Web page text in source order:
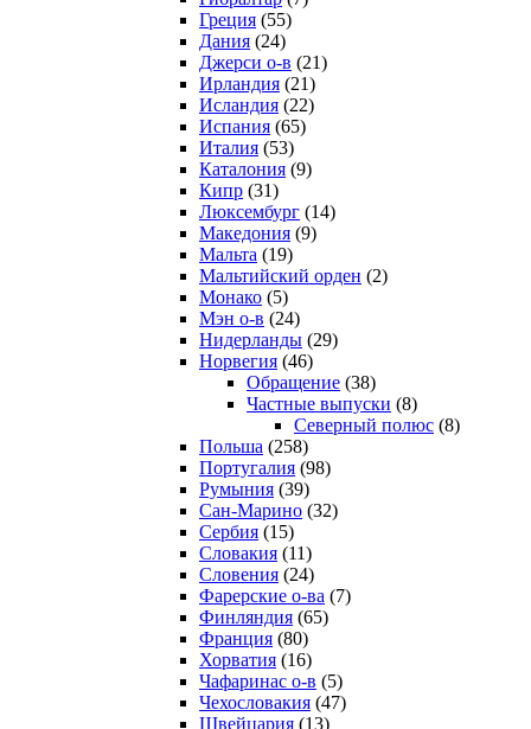
Греция (55)
Дания (24)
Джерси о-в (21)
Ирландия (21)
Исландия (22)
Испания (65)
Италия (53)
Каталония (9)
Кипр (31)
Люксембург (14)
Македония (9)
Мальта (19)
Мальтийский орден (2)
Монако (5)
Мэн о-в (24)
Нидерланды (29)
Норвегия (46)
Обращение (38)
Частные выпуски (8)
Северный полюс (8)
Польша (258)
Португалия (98)
Румыния (39)
Сан-Марино (32)
Сербия (15)
Словакия (11)
Словения (24)
Фарерские о-ва (7)
Финляндия (65)
Франция (80)
Хорватия (16)
Чафаринас о-в (5)
Чехословакия (47)
Швейцария (13)